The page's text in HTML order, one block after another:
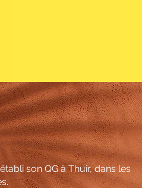
son QG à Thuir, dans les